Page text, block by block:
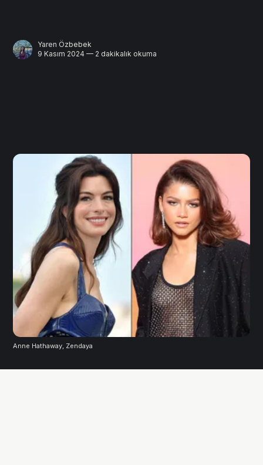
Yaren Özbebek
9 Kasım 2024 — 2 dakikalık okuma
Anne Hathaway, Zendaya